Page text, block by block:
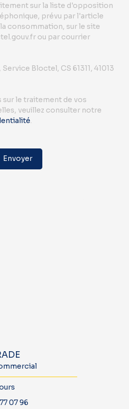
sur la liste d'opposition
prévu par l'article
consommation, sur le site
ou par courrier
Bloctel, CS 61311, 41013
sur le traitement de vos
veuillez consulter notre
.
Envoyer
07 96